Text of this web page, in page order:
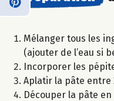
Mélanger tous les
(ajouter de l’eau si
Incorporer les
Aplatir la pâte entre
Découper la pâte